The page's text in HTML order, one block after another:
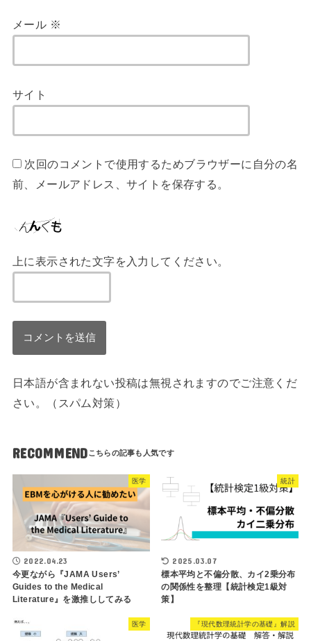
メール ※
サイト
次回のコメントで使用するためブラウザーに自分の名
前、メールアドレス、サイトを保存する。
上に表示された文字を入力してください。
日本語が含まれない投稿は無視されますのでご注意くだ
さい。（スパム対策）
RECOMMEND
医学
2022.04.23
今更ながら『JAMA Users’
Guides to the Medical
Literature』を激推ししてみる
統計
2025.03.07
標本平均と不偏分散、カイ2乗分布
の関係性を整理【統計検定1級対
策】
医学 『現代数理統計学の基礎』解説